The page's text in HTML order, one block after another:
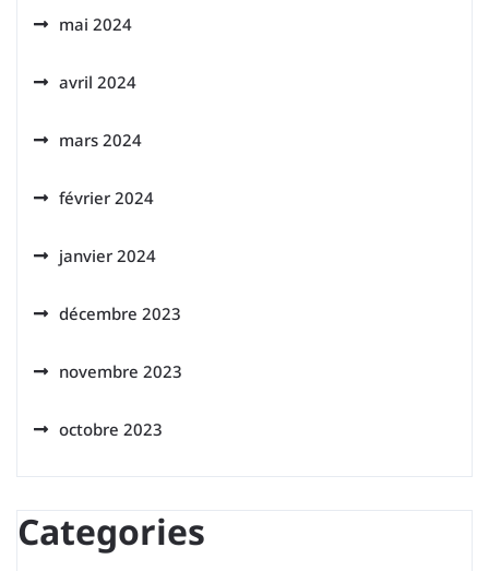
mai 2024
avril 2024
mars 2024
février 2024
janvier 2024
décembre 2023
novembre 2023
octobre 2023
Categories